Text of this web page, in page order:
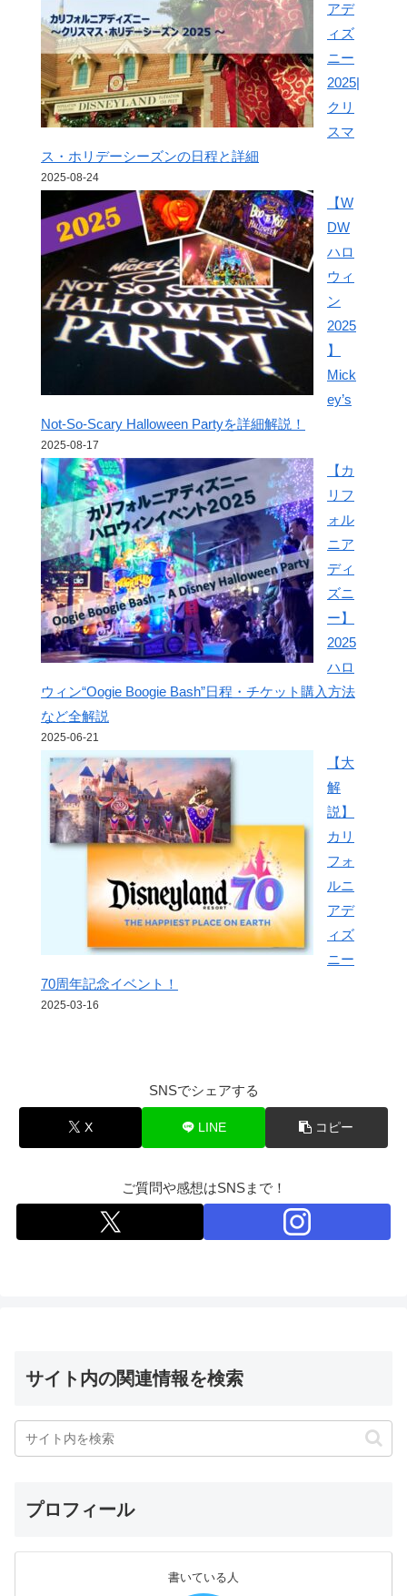
アデ
ィズ
ニー
2025|
クリ
スマ
ス・ホリデーシーズンの日程と詳細
2025-08-24
【W
DW
ハロ
ウィ
ン
2025
】
Mick
ey’s
Not-So-Scary Halloween Partyを詳細解説！
2025-08-17
【カ
リフ
ォル
ニア
ディ
ズニ
ー】
2025
ハロ
ウィン“Oogie Boogie Bash”日程・チケット購入方法
など全解説
2025-06-21
【大
解
説】
カリ
フォ
ルニ
アデ
ィズ
ニー
70周年記念イベント！
2025-03-16
SNSでシェアする
X LINE コピー
ご質問や感想はSNSまで！
サイト内の関連情報を検索
プロフィール
書いている人